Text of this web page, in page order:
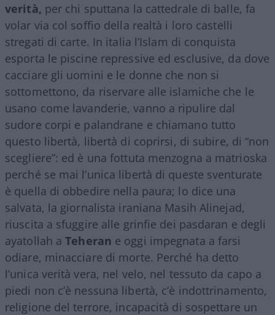
verità, per chi sputtana la cattedrale di balle, fa
volar via col soffio della realtà i loro castelli
stregati di carte. In italia l’Islam di conquista
esporta le piscine repressive ed esclusive, da dove
cacciare gli uomini e le donne che non si
sottomettono, da riservare alle islamiche che le
usano come lavanderie, vanno a ripulire dal
sudore corpi e palandrane e chiamano tutto
questo libertà, libertà di coprirsi, di subire, di “non
scegliere”: ed è una fottuta menzogna a matrioska
perché se mai l’unica libertà di queste sventurate
è quella di obbedire nella paura; lo dice una
salvata, la giornalista iraniana Masih Alinejad,
riuscita a sfuggire alle grinfie dei pasdaran e degli
ayatollah aTeheran e oggi impegnata a farsi
odiare, minacciare di morte. Perché ha detto
l’unica verità vera, nel velo, nel tessuto da capo a
piedi non c’è nessuna libertà, c’è indottrinamento,
religione del terrore, incapacità di sospettare un